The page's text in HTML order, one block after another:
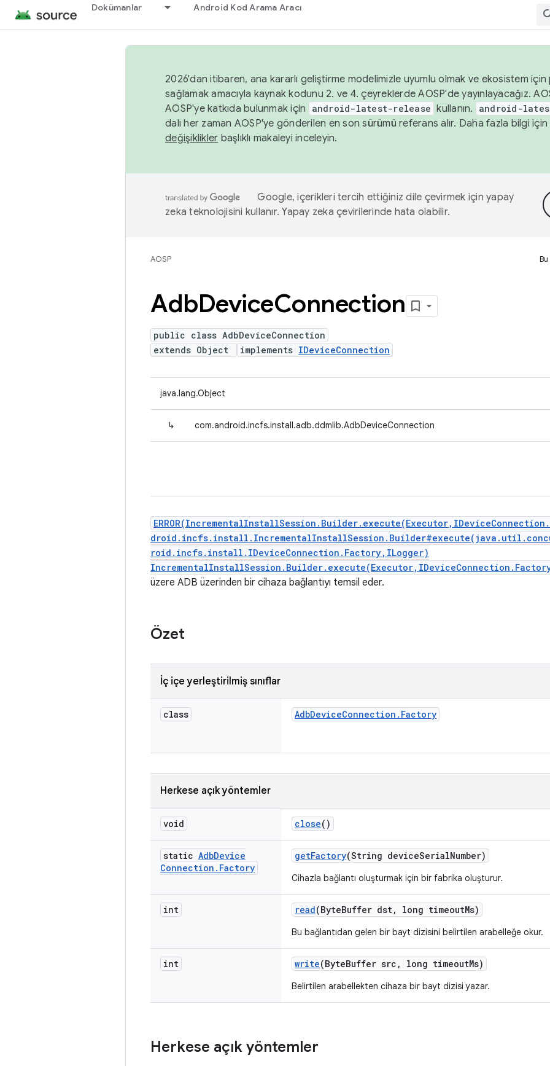
Dokümanlar Android Kod Arama Aracı
2026'dan itibaren, ana kararlı geliştirme modelimizle uyumlu olmak ve ekosistem için
sağlamak amacıyla kaynak kodunu 2. ve 4. çeyreklerde AOSP'de yayınlayacağız.
AOSP'ye katkıda bulunmak için
android-latest-release kullanın. android-
dalı her zaman AOSP'ye gönderilen en son sürümü referans alır. Daha fazla bilgi için
değişiklikler başlıklı makaleyi inceleyin.
Google, içerikleri tercih ettiğiniz dile çevirmek için yapay
zeka teknolojisini kullanır. Yapay zeka çevirilerinde hata olabilir.
AOSP
AdbDeviceConnection
public class AdbDeviceConnection
extends Object
implements IDeviceConnection
java.lang.Object
↳ com.android.incfs.install.adb.ddmlib.AdbDeviceConnection
roid.incfs.install.IDeviceConnection.Factory,ILogger)
üzere ADB üzerinden bir cihaza bağlantıyı temsil eder.
Özet
İç içe yerleştirilmiş sınıflar
class AdbDeviceConnection . Factory
Herkese açık yöntemler
void close()
static AdbDevice
Connection . Factory
getFactory(String deviceSerialNumber)
Cihazla bağlantı oluşturmak için bir fabrika oluşturur.
int read(ByteBuffer dst, long timeoutMs)
Bu bağlantıdan gelen bir bayt dizisini belirtilen arabelleğe okur.
int write(ByteBuffer src , long timeoutMs)
Belirtilen arabellekten cihaza bir bayt dizisi yazar.
Herkese açık yöntemler